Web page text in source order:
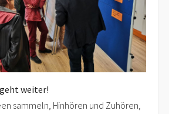
weiter!
sammeln, Hinhören und Zuhören,